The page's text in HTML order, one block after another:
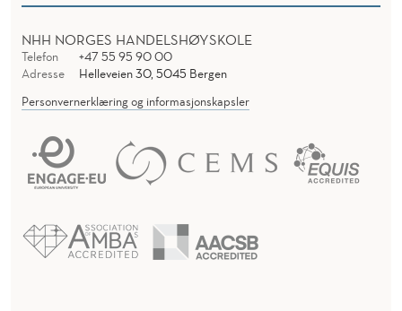
NHH NORGES HANDELSHØYSKOLE
Telefon
+47 55 95 90 00
Adresse
Helleveien 30, 5045 Bergen
Personvernerklæring og informasjonskapsler